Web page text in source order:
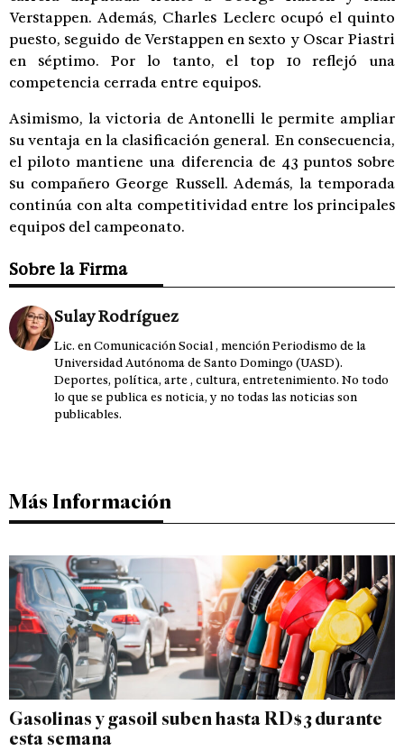
Verstappen. Además, Charles Leclerc ocupó el quinto
puesto, seguido de Verstappen en sexto y Oscar Piastri
en séptimo. Por lo tanto, el top 10 reflejó una
competencia cerrada entre equipos.
Asimismo, la victoria de Antonelli le permite ampliar
su ventaja en la clasificación general. En consecuencia,
el piloto mantiene una diferencia de 43 puntos sobre
su compañero George Russell. Además, la temporada
continúa con alta competitividad entre los principales
equipos del campeonato.
Sobre la Firma
Sulay Rodríguez
Lic. en Comunicación Social , mención Periodismo de la
Universidad Autónoma de Santo Domingo (UASD).
Deportes, política, arte , cultura, entretenimiento. No todo
lo que se publica es noticia, y no todas las noticias son
publicables.
Más Información
Gasolinas y gasoil suben hasta RD$3 durante
esta semana